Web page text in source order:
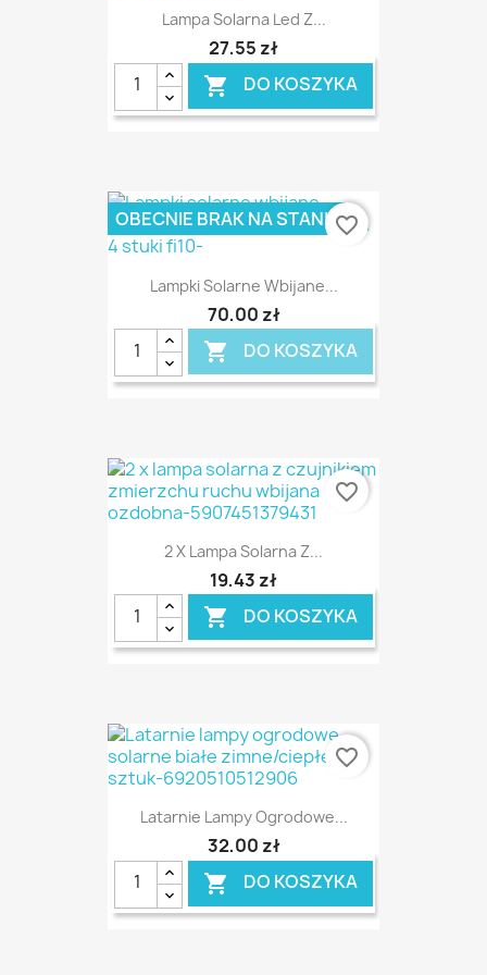
Lampa Solarna Led Z...
27,55 zł
 DO KOSZYKA
Lampki Solarne Wbijane...
70,00 zł
 DO KOSZYKA
OBECNIE BRAK NA STANIEfavorite_border
2 X Lampa Solarna Z...
19,43 zł
 DO KOSZYKA
favorite_border
Latarnie Lampy Ogrodowe...
32,00 zł
 DO KOSZYKA
favorite_border